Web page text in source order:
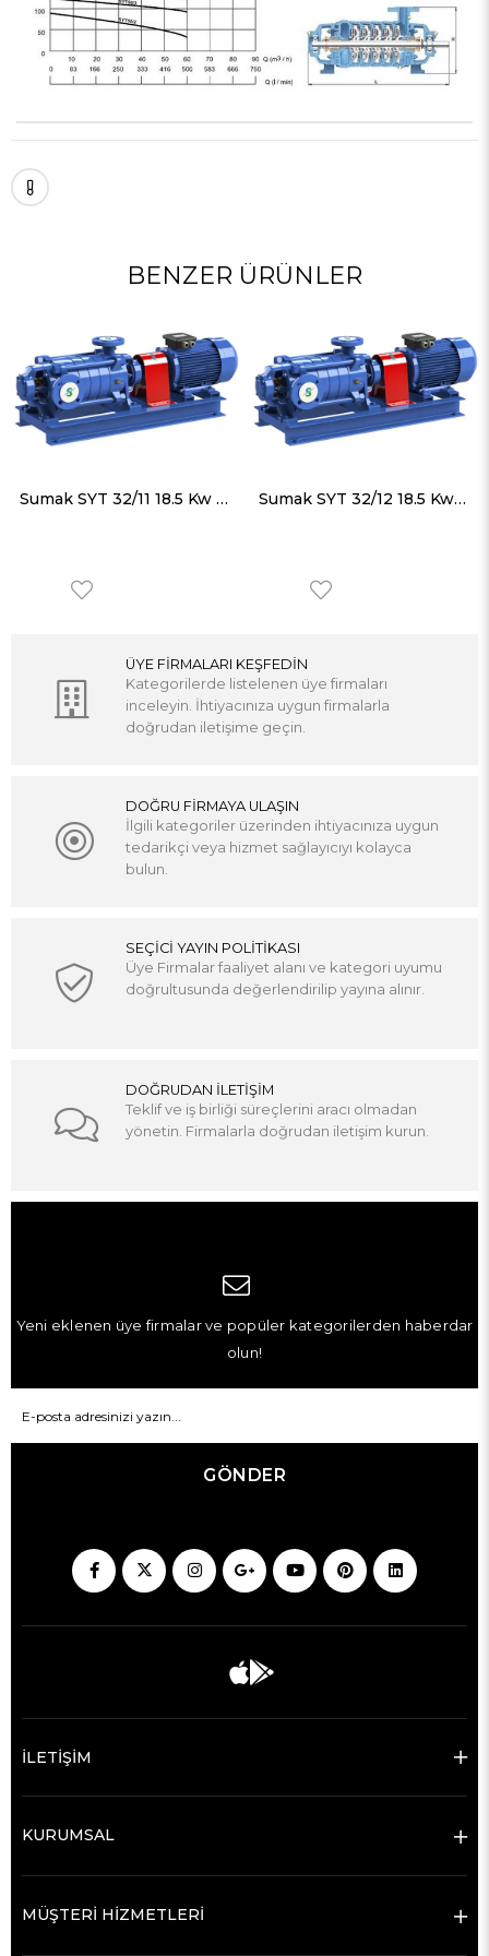
BENZER ÜRÜNLER
Sumak SYT 32/11 18.5 Kw Motorlu Aküple Yatay Milli Kademeli Pompa Trifaze (380V) Sumak SYT 32/12 18.5 Kw Motorlu Aküple Yatay Milli Kademeli Pompa Trifaze (380V)
ÜYE FİRMALARI KEŞFEDİN
Kategorilerde listelenen üye firmaları
inceleyin. İhtiyacınıza uygun firmalarla
doğrudan iletişime geçin.
DOĞRU FİRMAYA ULAŞIN
İlgili kategoriler üzerinden ihtiyacınıza uygun
tedarikçi veya hizmet sağlayıcıyı kolayca
bulun.
SEÇİCİ YAYIN POLİTİKASI
Üye Firmalar faaliyet alanı ve kategori uyumu
doğrultusunda değerlendirilip yayına alınır.
DOĞRUDAN İLETİŞİM
Teklif ve iş birliği süreçlerini aracı olmadan
yönetin. Firmalarla doğrudan iletişim kurun.
Yeni eklenen üye firmalar ve popüler kategorilerden haberdar
olun!
GÖNDER
İLETİŞİM
KURUMSAL
MÜŞTERİ HİZMETLERİ